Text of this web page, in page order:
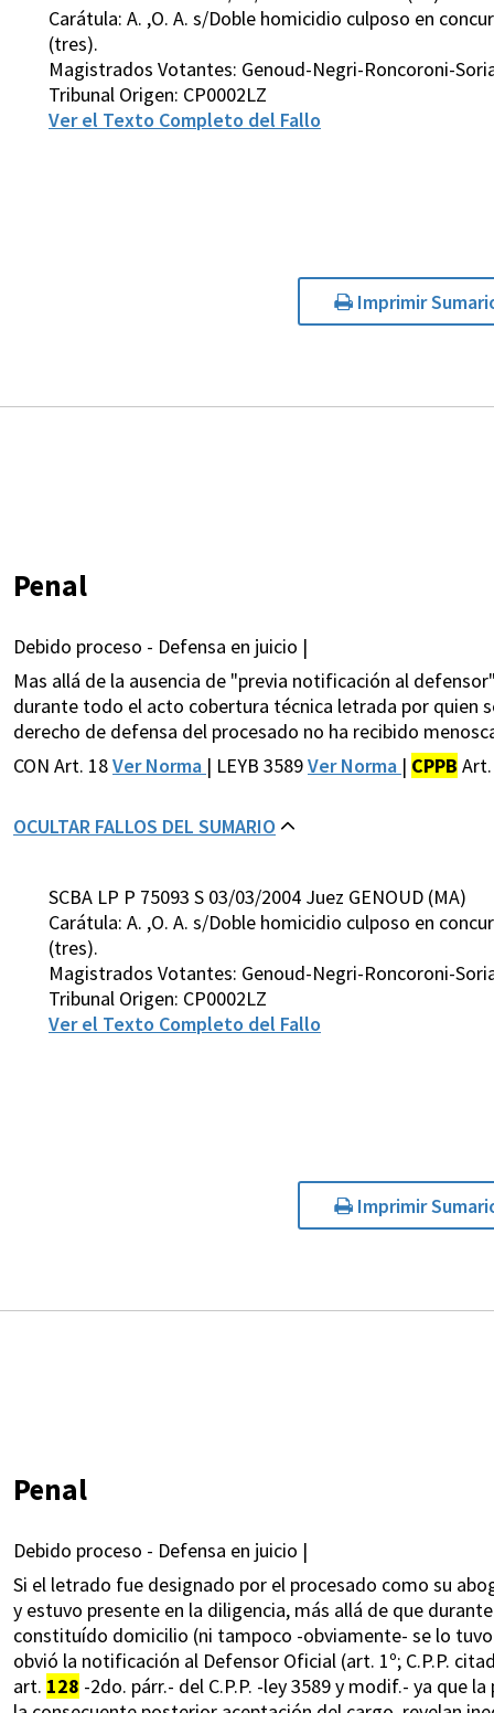
Carátula: A. ,O. A. s/Doble homicidio culposo en
(tres).
Magistrados Votantes: Genoud-Negri-Roncoroni-
Tribunal Origen: CP0002LZ
Ver el Texto Completo del Fallo
Imprimir
Penal
Debido proceso - Defensa en juicio |
Mas allá de la ausencia de "previa notificación al
durante todo el acto cobertura técnica letrada por
derecho de defensa del procesado no ha recibido
CON Art. 18Ver Norma | LEYB 3589Ver Norma | CPPB
OCULTAR FALLOS DEL SUMARIO
SCBA LP P 75093 S 03/03/2004 Juez GENOUD (MA)
Carátula: A. ,O. A. s/Doble homicidio culposo en
(tres).
Magistrados Votantes: Genoud-Negri-Roncoroni-
Tribunal Origen: CP0002LZ
Ver el Texto Completo del Fallo
Imprimir
Penal
Debido proceso - Defensa en juicio |
Si el letrado fue designado por el procesado como su
y estuvo presente en la diligencia, más allá de que
constituído domicilio (ni tampoco -obviamente- se lo
obvió la notificación al Defensor Oficial (art. 1º; C.P.P.
art. 128 -2do. párr.- del C.P.P. -ley 3589 y modif.- ya que